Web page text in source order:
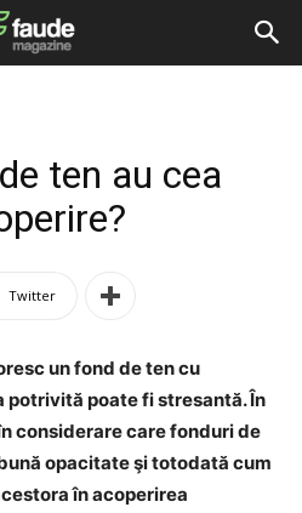
ten au cea
Twitter
un fond de ten cu
potrivită poate fi stresantă. În
considerare care fonduri de
opacitate şi totodată cum
în acoperirea